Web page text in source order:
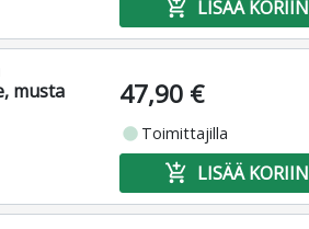
add_shopping_cart LISÄÄ KORIIN
musta
47,90 €
fiber_manual_record Toimittajilla
add_shopping_cart LISÄÄ KORIIN